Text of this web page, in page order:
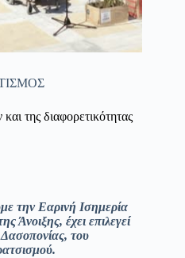
της διαφορετικότητας
την Εαρινή Ισημερία
Άνοιξης, έχει επιλεγεί
του